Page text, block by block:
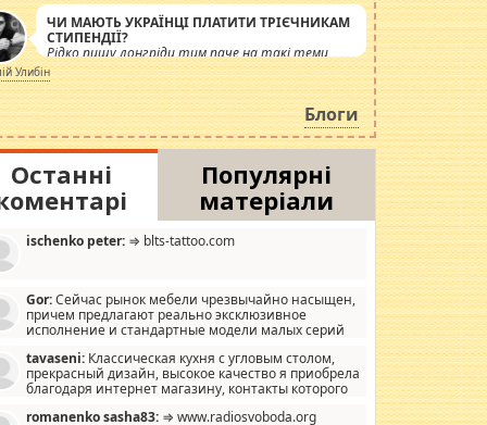
ЧИ МАЮТЬ УКРАЇНЦІ ПЛАТИТИ ТРІЄЧНИКАМ
СТИПЕНДІЇ?
Рідко пишу лонгріди тим паче на такі теми,
але вже просто дістало! Обурюють сьогоднішні
інсенуації навколо стипендіального питання.
Штучно роздувається ще одна соціальна
катастрофа.
Улибін
Блоги
Останні
Популярні
матеріали
ischenko peter: ⇒ blts-tattoo.com
Gor:Сейчас рынок мебели чрезвычайно насыщен,
причем предлагают реально эксклюзивное
исполнение и стандартные модели малых серий
мало походит на стандартные формы, в MebelOk,
и что главное - со вкусом все в порядке,
ненужных наворотов удорожающих мебель, а это не
tavaseni: Классическая кухня с угловым столом,
прекрасный дизайн, высокое качество я приобрела
благодаря интернет магазину, контакты которого
romanenko sasha83: ⇒ www.radiosvoboda.org